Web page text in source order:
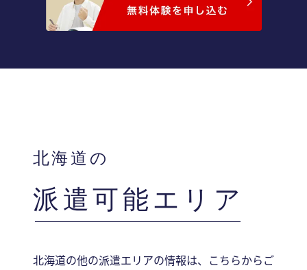
北海道の
派遣可能エリア
北海道の他の派遣エリアの情報は、こちらからご